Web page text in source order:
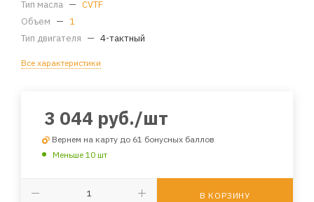
Тип масла — CVTF
Объем — 1
Тип двигателя — 4-тактный
Все характеристики
3 044 руб./шт
Вернем на карту до 61 бонусных баллов
Меньше 10 шт
В КОРЗИНУ